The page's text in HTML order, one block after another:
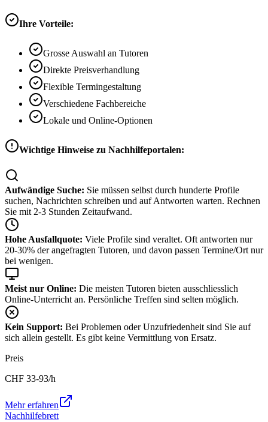
Ihre Vorteile:
Grosse Auswahl an Tutoren
Direkte Preisverhandlung
Flexible Termingestaltung
Verschiedene Fachbereiche
Lokale und Online-Optionen
Wichtige Hinweise zu Nachhilfeportalen:
Aufwändige Suche: Sie müssen selbst durch hunderte Profile
suchen, Nachrichten schreiben und auf Antworten warten. Rechnen
Sie mit 2-3 Stunden Zeitaufwand.
Hohe Ausfallquote: Viele Profile sind veraltet. Oft antworten nur
20-30% der angefragten Tutoren, und davon passen Termine/Ort nur
bei wenigen.
Meist nur Online: Die meisten Tutoren bieten ausschliesslich
Online-Unterricht an. Persönliche Treffen sind selten möglich.
Kein Support: Bei Problemen oder Unzufriedenheit sind Sie auf
sich allein gestellt. Es gibt keine Vermittlung von Ersatz.
Preis
CHF 33-93/h
Mehr erfahren
Nachhilfebrett